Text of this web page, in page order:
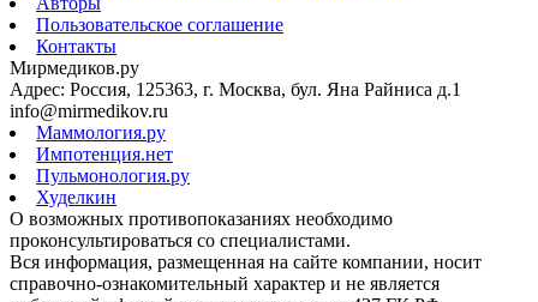
Пользовательское соглашение
Контакты
Мирмедиков.ру
Адрес: Россия, 125363, г. Москва, бул. Яна Райниса д.1
info@mirmedikov.ru
Маммология.ру
Импотенция.нет
Пульмонология.ру
Худелкин
О возможных противопоказаниях необходимо
проконсультироваться со специалистами.
Вся информация, размещенная на сайте компании, носит
справочно-ознакомительный характер и не является